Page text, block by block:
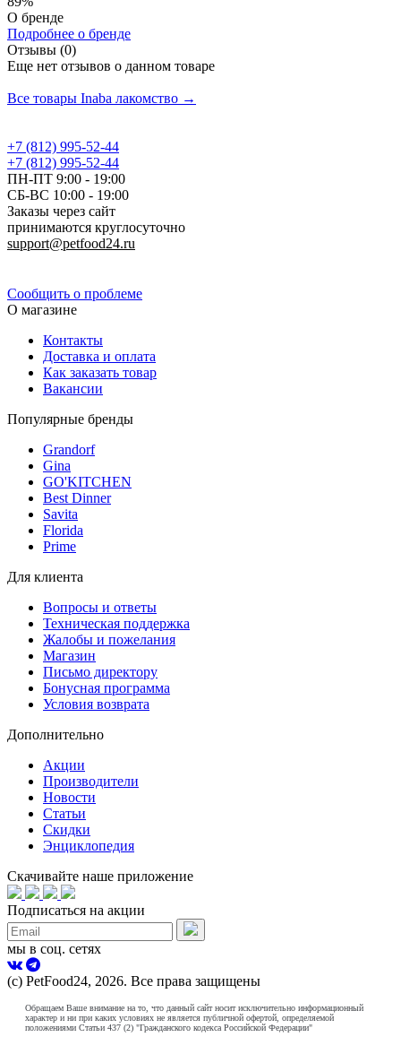
О бренде
Подробнее о бренде
Отзывы (0)
Еще нет отзывов о данном товаре
Все товары Inaba лакомство →
+7 (812) 995-52-44
+7 (812) 995-52-44
ПН-ПТ 9:00 - 19:00
СБ-ВС 10:00 - 19:00
Заказы через сайт
принимаются круглосуточно
support@petfood24.ru
Сообщить о проблеме
О магазине
Контакты
Доставка и оплата
Как заказать товар
Вакансии
Популярные бренды
Grandorf
Gina
GO'KITCHEN
Best Dinner
Savita
Florida
Prime
Для клиента
Вопросы и ответы
Техническая поддержка
Жалобы и пожелания
Магазин
Письмо директору
Бонусная программа
Условия возврата
Дополнительно
Акции
Производители
Новости
Статьи
Скидки
Энциклопедия
Скачивайте наше приложение
Подписаться на акции
мы в соц. сетях
(с) PetFood24, 2026. Все права защищены
Обращаем Ваше внимание на то, что данный сайт носит исключительно информационный
характер и ни при каких условиях не является публичной офертой, определяемой
положениями Статьи 437 (2) "Гражданского кодекса Российской Федерации"